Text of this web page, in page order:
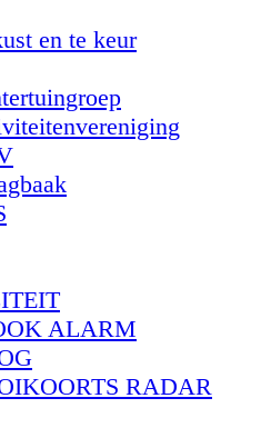
en te keur
ALARM
RADAR